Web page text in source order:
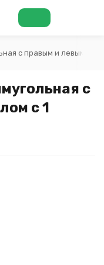
с правым и левым
с
с 1